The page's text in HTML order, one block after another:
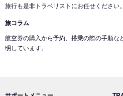
東京 (成田国際空港)→コタキナバル
東京 (東京国際空港(羽田))
東京 (成田国際空港)→ヌメア (ニュ
旅行も是非トラベリストにお任せください。
旅コラム
航空券の購入から予約、搭乗の際の手順な
明しています。